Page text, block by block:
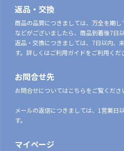
返品・交換
商品の品質につきましては、万全を期
などがございましたら、商品到着後7日
返品・交換につきましては、7日以内、
す。詳しくはご利用ガイドをご利用くだ
お問合せ先
お問合せについてはこちらをご覧くださ
メールの返信につきましては、1営業日
す。
マイページ